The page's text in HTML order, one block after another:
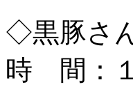
◇黒豚さ
時 間：